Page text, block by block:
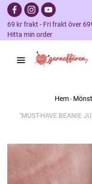
69 kr frakt - Fri frakt över
Hitta min order
Hem
"MUST-HAVE BEANIE